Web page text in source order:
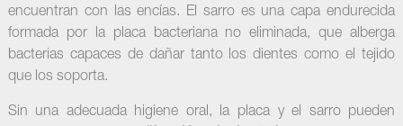
encuentran con las encías. El sarro es una capa endurecida
formada por la placa bacteriana no eliminada, que alberga
bacterias capaces de dañar tanto los dientes como el tejido
que los soporta.
Sin una adecuada higiene oral, la placa y el sarro pueden